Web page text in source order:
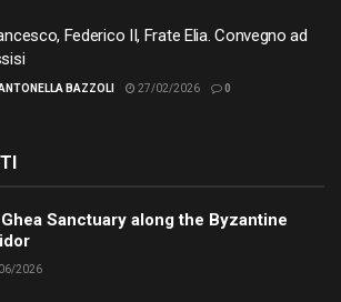
Federico II, Frate Elia. Convegno ad
BAZZOLI 27/02/2026 0
Sanctuary along the Byzantine
2026